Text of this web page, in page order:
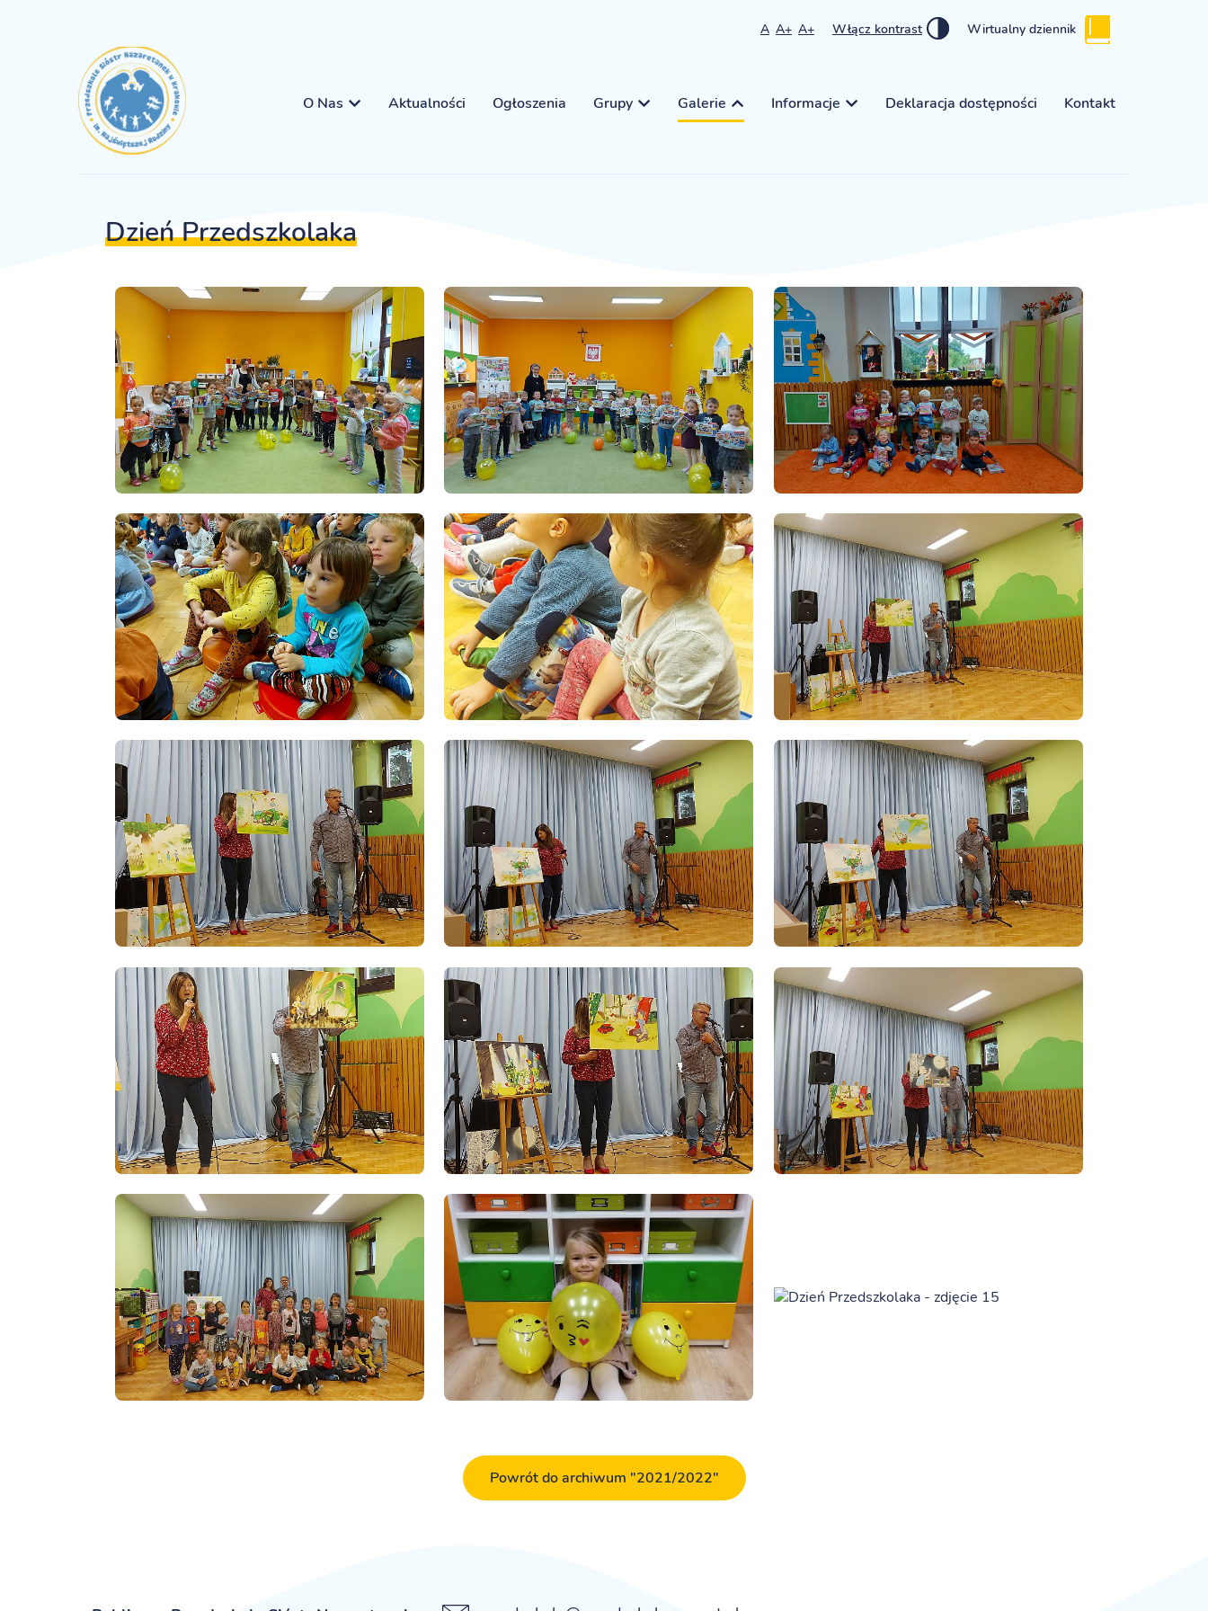
A A+ A+ Włącz kontrast Wirtualny dziennik
O Nas Aktualności Ogłoszenia Grupy Galerie Informacje Deklaracja dostępności Kontakt
Dzień Przedszkolaka
Powrót do archiwum "2021/2022"